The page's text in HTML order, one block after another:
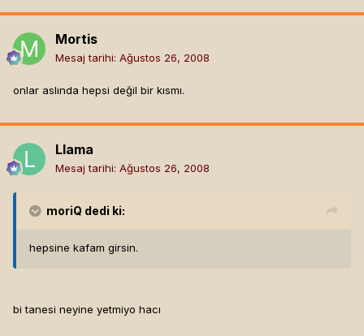
Mortis
Mesaj tarihi: Ağustos 26, 2008
onlar aslında hepsi değil bir kısmı.
Llama
Mesaj tarihi: Ağustos 26, 2008
moriQ dedi ki:
hepsine kafam girsin.
bi tanesi neyine yetmiyo hacı